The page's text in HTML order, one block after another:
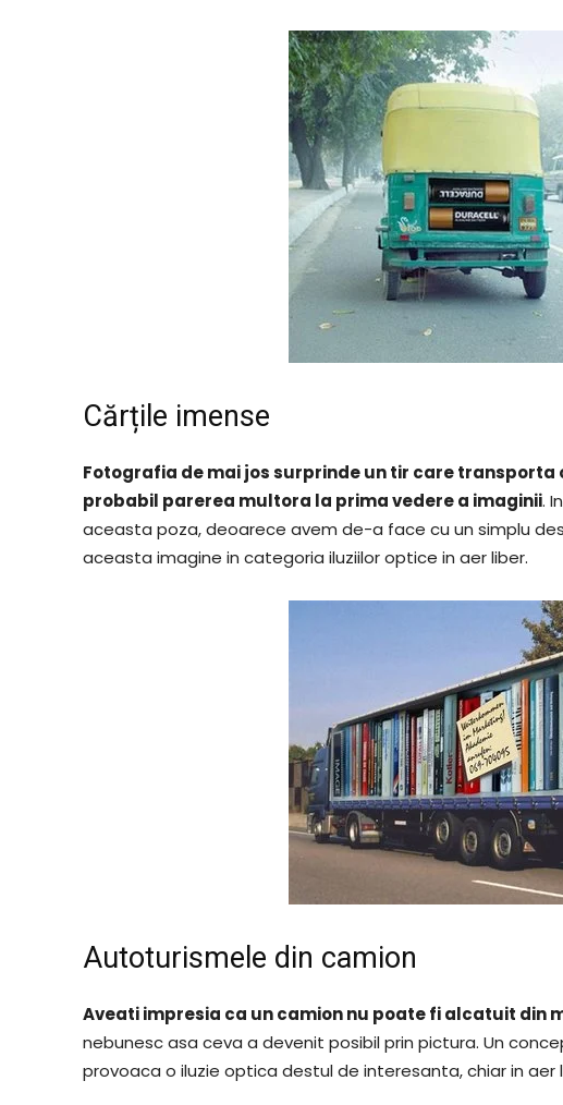
Cărțile imense
Fotografia de mai jos surprinde un tir care
probabil parerea multora la prima vedere a imaginii.
aceasta poza, deoarece avem de-a face cu un simplu
aceasta imagine in categoria iluziilor optice in aer liber.
Autoturismele din camion
Aveati impresia ca un camion nu poate fi alcatuit din
nebunesc asa ceva a devenit posibil prin pictura. Un
provoaca o iluzie optica destul de interesanta, chiar in aer